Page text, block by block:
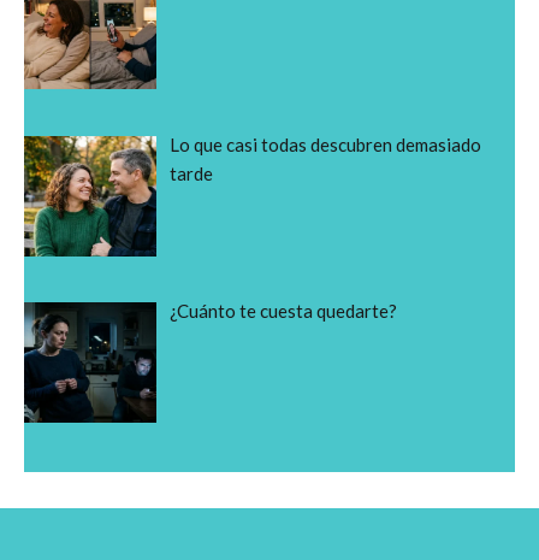
Lo que casi todas descubren demasiado
tarde
¿Cuánto te cuesta quedarte?